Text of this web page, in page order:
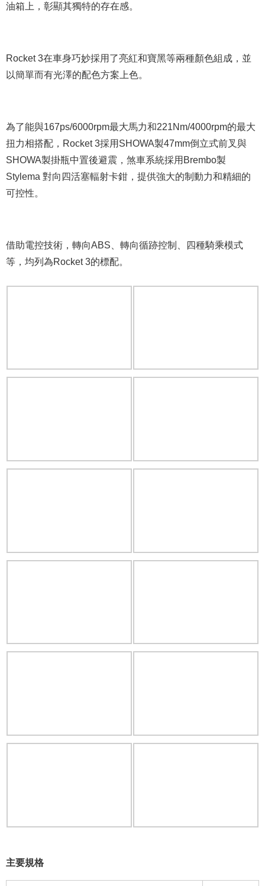
油箱上，彰顯其獨特的存在感。
Rocket 3在車身巧妙採用了亮紅和寶黑等兩種顏色組成，並
以簡單而有光澤的配色方案上色。
為了能與167ps/6000rpm最大馬力和221Nm/4000rpm的最大
扭力相搭配，Rocket 3採用SHOWA製47mm倒立式前叉與
SHOWA製掛瓶中置後避震，煞車系統採用Brembo製
Stylema 對向四活塞輻射卡鉗，提供強大的制動力和精細的
可控性。
借助電控技術，轉向ABS、轉向循跡控制、四種騎乘模式
等，均列為Rocket 3的標配。
主要規格